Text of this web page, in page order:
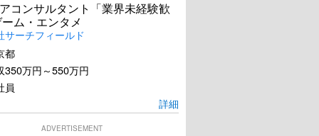
コンサルタント「業界未経験歓
ム・エンタメ
サーチフィールド
都
万円～550万円
員
詳細
ADVERTISEMENT